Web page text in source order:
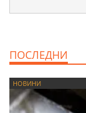
ПОСЛЕДНИ
НОВИНИ